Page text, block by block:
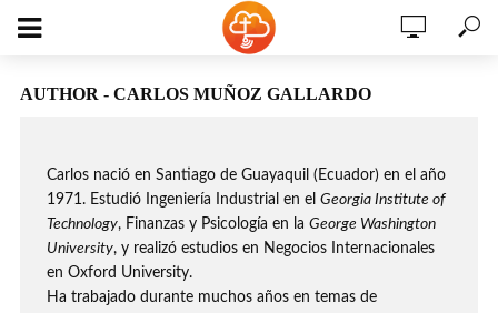
AUTHOR - CARLOS MUÑOZ GALLARDO
Carlos nació en Santiago de Guayaquil (Ecuador) en el año
1971. Estudió Ingeniería Industrial en el Georgia Institute of
Technology, Finanzas y Psicología en la George Washington
University, y realizó estudios en Negocios Internacionales
en Oxford University.
Ha trabajado durante muchos años en temas de